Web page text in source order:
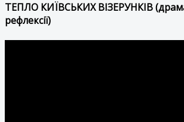
ТЕПЛО КИЇВСЬКИХ ВІЗЕРУНКІВ
рефлексії)